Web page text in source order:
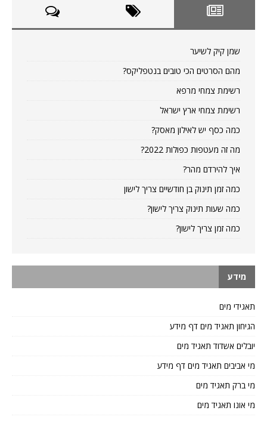
שמן קיק לשיער
מהם הסרטים הכי טובים בנטפליקס?
רשימת צמחי מרפא
רשימת צמחי ארץ ישראל
כמה כסף יש לאילון מאסק?
מה זה מעטפות כפולות 2022?
איך להירדם מהר?
כמה זמן תינוק בן חודשיים צריך לישון
כמה שעות תינוק צריך לישון?
כמה זמן צריך לישון?
מידע
תאגידי מים
הגיחון תאגיד מים דף מידע
יובלים אשדוד תאגיד מים
מי אביבים תאגיד מים דף מידע
מי ברק תאגיד מים
מי אונו תאגיד מים